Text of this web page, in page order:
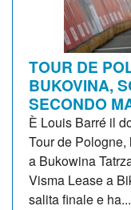
TOUR DE
BUKOVINA,
SECONDO
È Louis Barré il
Tour de
a Bukowina
Visma Lease a
salita finale e ha...